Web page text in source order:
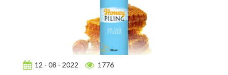
12 - 08 - 2022 1776